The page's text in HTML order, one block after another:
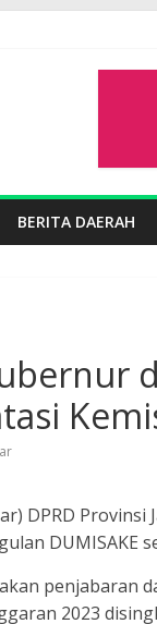
BERITA DAERAH
DPRD Provinsi
DUMISAKE
penjabaran
2023